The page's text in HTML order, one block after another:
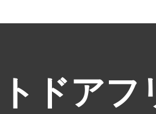
ドアフ